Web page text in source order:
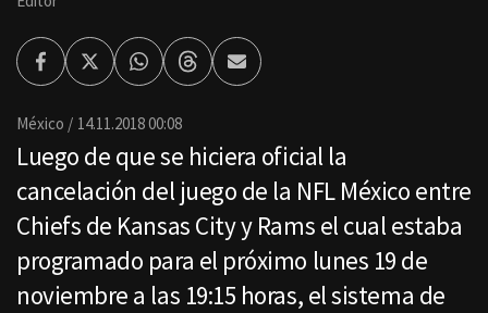
FacebookTwitterWhatsappThreadsEnviar
por
México 14.11.2018 00:08
Luego de que se hiciera oficial la
cancelación del juego de la NFL México entre
Chiefs de Kansas City y Rams el cual estaba
programado para el próximo lunes 19 de
noviembre a las 19:15 horas, el sistema de